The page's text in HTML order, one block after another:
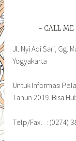
CALL ME
Jl. Nyi Adi Sari, Gg.
Yogyakarta
Untuk Informasi
Tahun 2019 Bisa
Telp/Fax. : (0274)